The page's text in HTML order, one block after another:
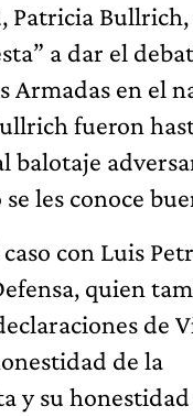
Patricia
a dar el
Armadas en el
fueron
balotaje
les conoce
con Luis
quien
de
de la
y su